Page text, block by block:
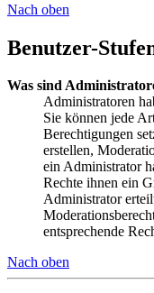
Nach oben
Benutzer-
Was sind
Administratoren
Sie können jede
Berechtigungen
erstellen,
ein Administrator
Rechte ihnen ein
Administrator
entsprechende
Nach oben